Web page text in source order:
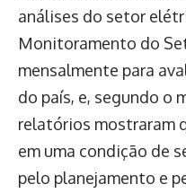
análises do setor
Monitoramento do
mensalmente para
do país, e, segundo o
relatórios mostraram
em uma condição de
pelo planejamento e